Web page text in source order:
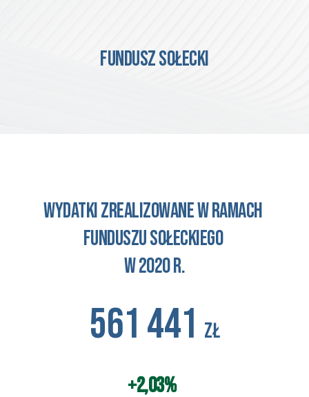
fundusz sołecki
Wydatki zrealizowane w ramach
funduszu sołeckiego
w 2020 r.
561 441 zł
+2,03%